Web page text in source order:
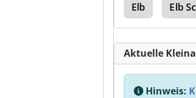
Elb
Elb
Aktuelle
Hinweis: